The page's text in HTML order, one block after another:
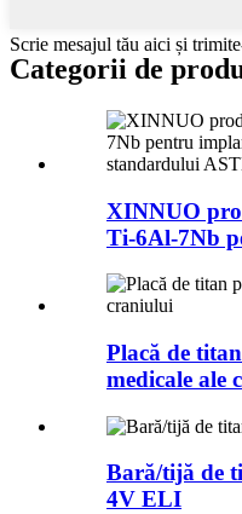
Scrie mesajul tău aici și
Categorii de
XINNUO
Ti-6Al-7Nb
Placă de
medicale ale
Bară/tijă de
4V ELI